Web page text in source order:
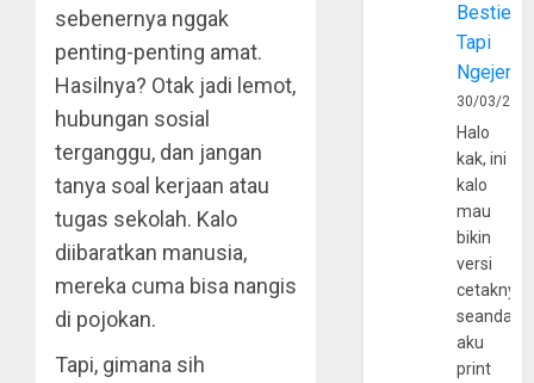
sebenernya nggak
penting-penting amat.
Hasilnya? Otak jadi lemot,
hubungan sosial
terganggu, dan jangan
tanya soal kerjaan atau
tugas sekolah. Kalo
diibaratkan manusia,
mereka cuma bisa nangis
di pojokan.
Tapi, gimana sih
Bestie
Tapi
30/03/
Halo
kak, ini
kalo
mau
bikin
versi
cetaknya
aku
print